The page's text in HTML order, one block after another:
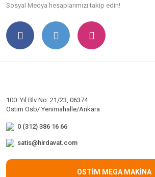
Sosyal Medya hesaplarımızı takip edin!
100. Yıl Blv No: 21/23, 06374
Ostim Osb/ Yenimahalle/Ankara
0 (312) 386 16 66
satis@hirdavat.com
OSTİM MEGA MAKİNA